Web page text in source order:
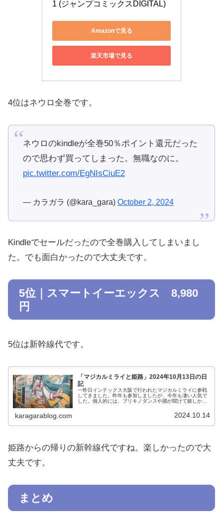
1 (ジャンプコミックスDIGITAL)
Amazonで見る
楽天市場で見る
4位はネウロ全巻です。
ネウロのkindleが全巻50％ポイント還元だった
ので思わず買ってしまった。無職なのに。
pic.twitter.com/EgNIsCiuE2
— カラガラ (@kara_gara) October 2, 2024
Kindleでセールだったので全巻購入してしまいまし
た。でも面白かったので大丈夫です。
5位｜スマートイーエックス 8,980
円
5位は新幹線代です。
「マジカルミライと姫路」2024年10月13日の日
記
一昨日インテックス大阪で行われたマジカルミライに参戦
してきました。昨年も参加しましたが、今年も凄い人気で
した。個人的には、ブリキノダンスや踊が聞けて嬉しかっ
karagarablog.com 2024.10.14
姫路からの帰りの新幹線代ですね。楽しかったので大
丈夫です。
まとめ